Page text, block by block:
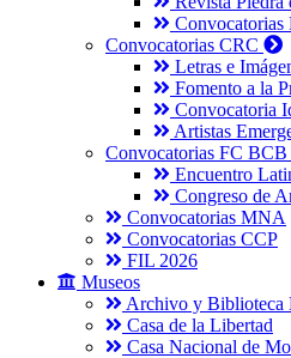
Convocatorias
Convocatorias CRC
Letras e
Fomento a la
Convocatoria
Artistas
Convocatorias FC BCB
Encuentro
Congreso de
Convocatorias MNA
Convocatorias CCP
FIL 2026
Museos
Archivo y Biblioteca
Casa de la Libertad
Casa Nacional de